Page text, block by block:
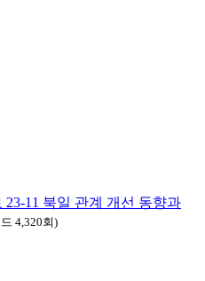
23-11 북일 관계 개선 동향과
4,320회)